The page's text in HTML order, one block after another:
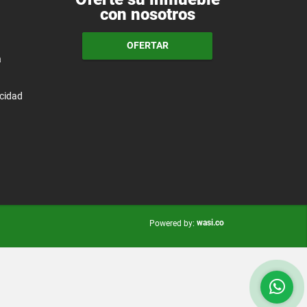
con nosotros
OFERTAR
Powered by: wasi.co